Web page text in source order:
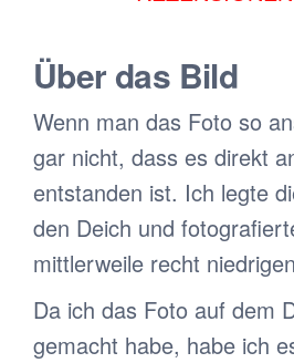
Über das Bild
Wenn man das Foto so
gar nicht, dass es direkt
entstanden ist. Ich legte
den Deich und
mittlerweile recht
Da ich das Foto auf dem
gemacht habe, habe ich